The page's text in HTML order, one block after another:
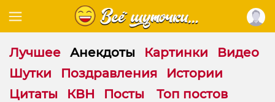
Лучшее Анекдоты Картинки
Видео
Шутки
Поздравления
Истории
Цитаты
КВН Посты Топ постов